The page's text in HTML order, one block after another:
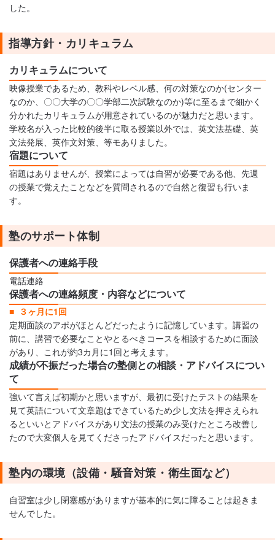
した。
指導方針・カリキュラム
カリキュラムについて
映像授業であるため、教科やレベル感、何の対策なのか(センター
なのか、〇〇大学の〇〇学部二次試験なのか)等に至るまで細かく
分かれたカリキュラムが用意されているのが魅力だと思います。
学校名が入った比較的後半に取る授業以外では、英文法基礎、英
文法発展、英作文対策、等モありました。
宿題について
宿題はありませんが、授業によっては自習が必要である他、先週
の授業で覚えたことなどを質問されるので自然と復習も行いま
す。
塾のサポート体制
保護者への連絡手段
電話連絡
保護者への連絡頻度・内容などについて
３ヶ月に1回
定期面談のアポがほとんどだったように記憶しています。講習の
前に、講習で必要なことやとるべきコースを相談するために面談
があり、これが約3カ月に1回と考えます。
成績が不振だった場合の塾側との相談・アドバイスについ
て
強いて言えば初期かと思いますが、最初に受けたテストの結果を
見て英語について文章題はできているため少し文法を押さえられ
るといいとアドバイスがあり文法の授業のみ受けたところ改善し
たので大変個人を見てくださったアドバイスだったと思います。
塾内の環境（設備・騒音対策・衛生面など）
自習室は少し閉塞感がありますが基本的に気に障ることは起きま
せんでした。